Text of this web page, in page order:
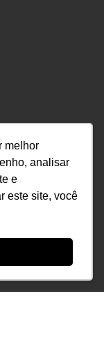
melhor
analisar
e
este site, você